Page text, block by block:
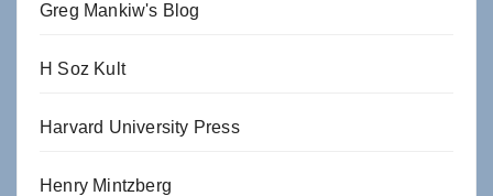
Greg Mankiw's Blog
H Soz Kult
Harvard University Press
Henry Mintzberg